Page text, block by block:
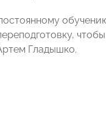
Гладышко.